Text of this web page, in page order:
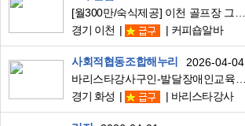
경기 이천
커피숍알바
사회적협동조합해누리
2026-04-04
경기 화성
바리스타강사